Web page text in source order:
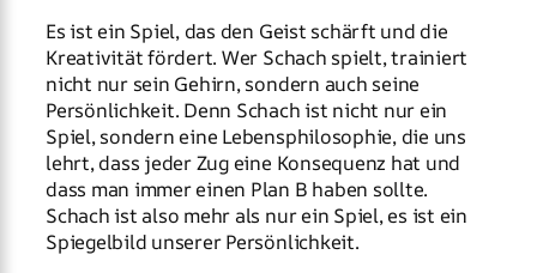
Es ist ein Spiel, das den Geist schärft und die
Kreativität fördert. Wer Schach spielt, trainiert
nicht nur sein Gehirn, sondern auch seine
Persönlichkeit. Denn Schach ist nicht nur ein
Spiel, sondern eine Lebensphilosophie, die uns
lehrt, dass jeder Zug eine Konsequenz hat und
dass man immer einen Plan B haben sollte.
Schach ist also mehr als nur ein Spiel, es ist ein
Spiegelbild unserer Persönlichkeit.